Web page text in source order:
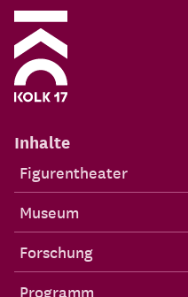
Inhalte
Figurentheater
Museum
Forschung
Programm